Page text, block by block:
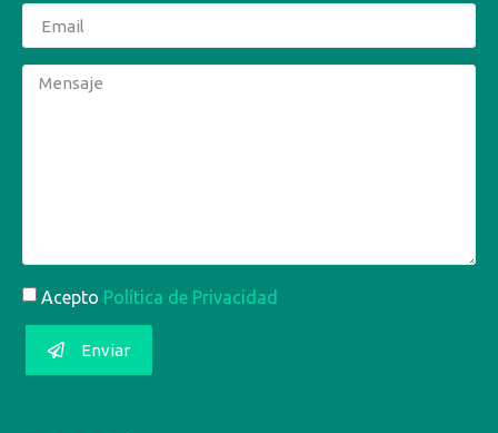
Acepto Política de Privacidad
Enviar